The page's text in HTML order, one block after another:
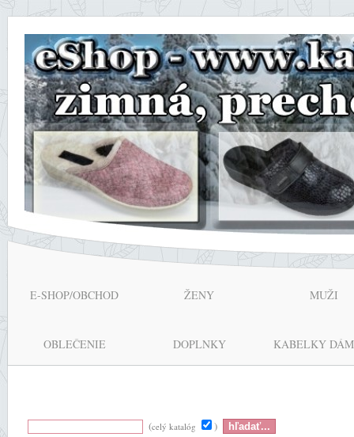
E-SHOP/OBCHOD ŽENY MUŽI
OBLEČENIE DOPLNKY KABELKY
(celý katalóg )